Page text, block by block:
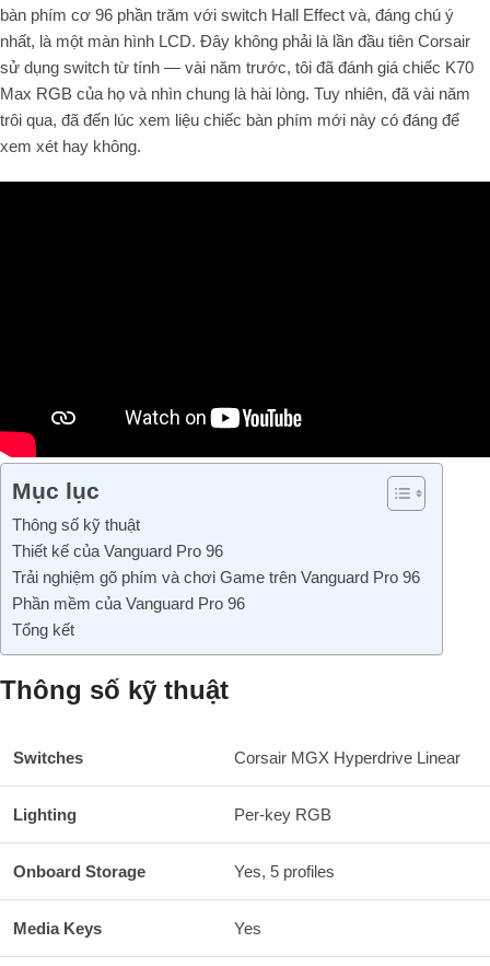
bàn phím cơ 96 phần trăm với switch Hall Effect và, đáng chú ý
nhất, là một màn hình LCD. Đây không phải là lần đầu tiên Corsair
sử dụng switch từ tính — vài năm trước, tôi đã đánh giá chiếc K70
Max RGB của họ và nhìn chung là hài lòng. Tuy nhiên, đã vài năm
trôi qua, đã đến lúc xem liệu chiếc bàn phím mới này có đáng để
xem xét hay không.
Mục lục
Thông số kỹ thuật
Thiết kế của Vanguard Pro 96
Trải nghiệm gõ phím và chơi Game trên Vanguard Pro 96
Phần mềm của Vanguard Pro 96
Tổng kết
Thông số kỹ thuật
Switches Corsair MGX Hyperdrive Linear
Lighting Per-key RGB
Onboard Storage Yes, 5 profiles
Media Keys Yes